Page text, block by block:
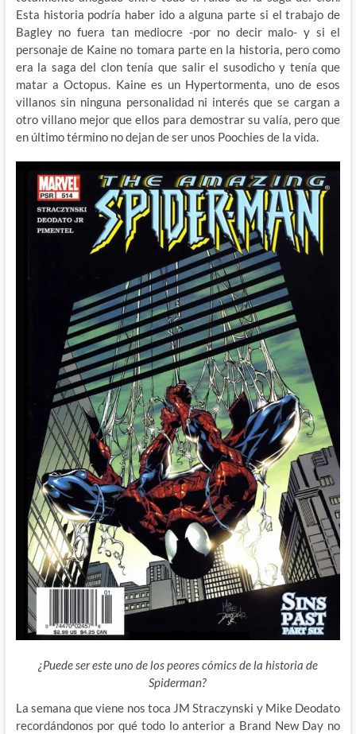
Esta historia podría haber ido a alguna parte si el trabajo de
Bagley no fuera tan mediocre -por no decir malo- y si el
personaje de Kaine no tomara parte en la historia, pero como
era la saga del clon tenía que salir el susodicho y tenía que
matar a Octopus. Kaine es un Hypertormenta, uno de esos
villanos sin ninguna personalidad ni interés que se cargan a
otro villano mejor que ellos para demostrar su valía, pero que
en último término no dejan de ser unos Poochies de la vida.
¿Puede ser este uno de los peores cómics de la historia de
Spiderman?
La semana que viene nos toca JM Straczynski y Mike Deodato
recordándonos por qué todo lo anterior a Brand New Day no